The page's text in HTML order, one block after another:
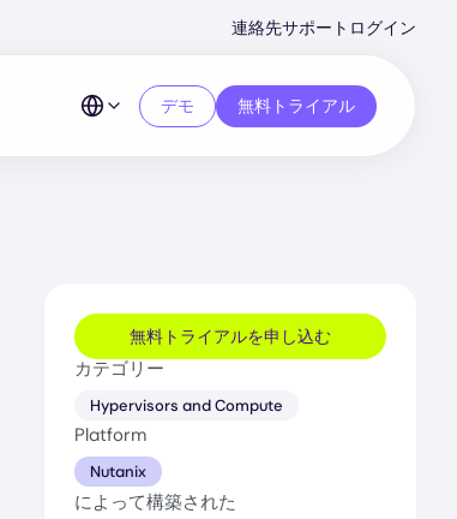
Menu
連絡先サポート ログイン
デモ 無料トライアル
無料トライアルを申し込む
カテゴリー
Hypervisors and Compute
Platform
Nutanix
によって構築された